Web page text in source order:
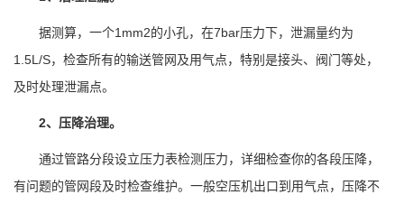
据测算，一个1mm2的小孔，在7bar压力下，泄漏量约为
1.5L/S，检查所有的输送管网及用气点，特别是接头、阀门等处，
及时处理泄漏点。
2、压降治理。
通过管路分段设立压力表检测压力，详细检查你的各段压降，
有问题的管网段及时检查维护。一般空压机出口到用气点，压降不